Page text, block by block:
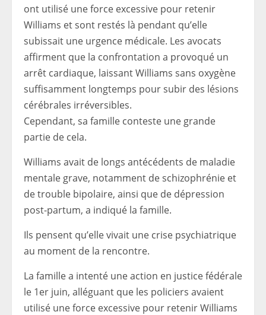
ont utilisé une force excessive pour retenir
Williams et sont restés là pendant qu’elle
subissait une urgence médicale. Les avocats
affirment que la confrontation a provoqué un
arrêt cardiaque, laissant Williams sans oxygène
suffisamment longtemps pour subir des lésions
cérébrales irréversibles.
Cependant, sa famille conteste une grande
partie de cela.
Williams avait de longs antécédents de maladie
mentale grave, notamment de schizophrénie et
de trouble bipolaire, ainsi que de dépression
post-partum, a indiqué la famille.
Ils pensent qu’elle vivait une crise psychiatrique
au moment de la rencontre.
La famille a intenté une action en justice fédérale
le 1er juin, alléguant que les policiers avaient
utilisé une force excessive pour retenir Williams